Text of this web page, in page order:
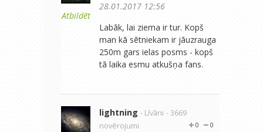
Atbildēt
28.01.2017 12:56
Labāk, lai ziema ir tur. Kopš
man kā sētniekam ir jāuzrauga
250m gars ielas posms - kopš
tā laika esmu atkušņa fans.
lightning - Līvāni - 3669
novērojumi
0
0